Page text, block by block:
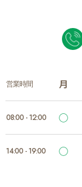
営業時間 月
08:00 - 12:00 ◯
14:00 - 19:00 ◯